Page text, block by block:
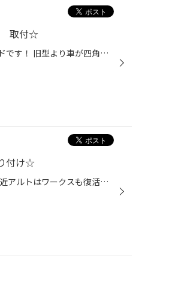
取付☆
こんにちは、今日のご紹介はお得意様の新しいアルファードです！ 旧型より車が四角くなり、『気のせいか何だか純正16インチはかなり小さく見える』とオーナーさんの声 というわけで快適さを損なわず2インチＵＰでご提案！ 装着データ タイヤ ：レグノＧＲＶ2 225/55Ｒ18 ホイール：シュナ...
付け☆
こんにちは、今日のご紹介はアルトのターボＲＳです！ 最近アルトはワークスも復活していい感じの人気ですよね！ 装着データー ダウンサス：ＲＳＲ Ｔｉ2000 アライメント実施 マフラー ：柿本ＧＴＢＯＸ 06＆Ｓ 個人的にもこの車好みです！ 程よいダウン量で見た目バッチリ！ 次はホイールです...